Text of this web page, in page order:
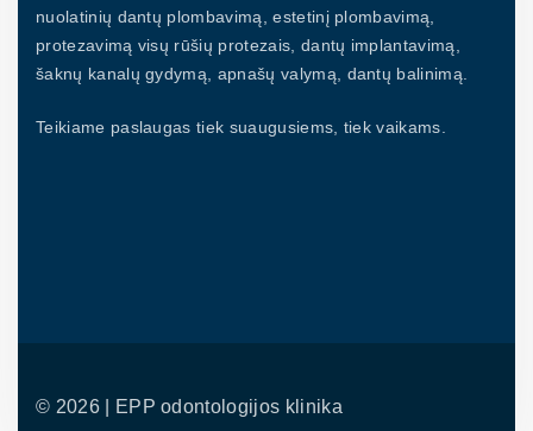
nuolatinių dantų plombavimą, estetinį plombavimą,
protezavimą visų rūšių protezais, dantų implantavimą,
šaknų kanalų gydymą, apnašų valymą, dantų balinimą.
Teikiame paslaugas tiek suaugusiems, tiek vaikams.
© 2026| EPP odontologijos klinika